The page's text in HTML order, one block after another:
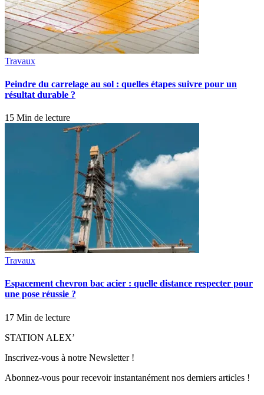
Travaux
Peindre du carrelage au sol : quelles étapes suivre pour un
résultat durable ?
15 Min de lecture
Travaux
Espacement chevron bac acier : quelle distance respecter pour
une pose réussie ?
17 Min de lecture
STATION ALEX’
Inscrivez-vous à notre Newsletter !
Abonnez-vous pour recevoir instantanément nos derniers articles !